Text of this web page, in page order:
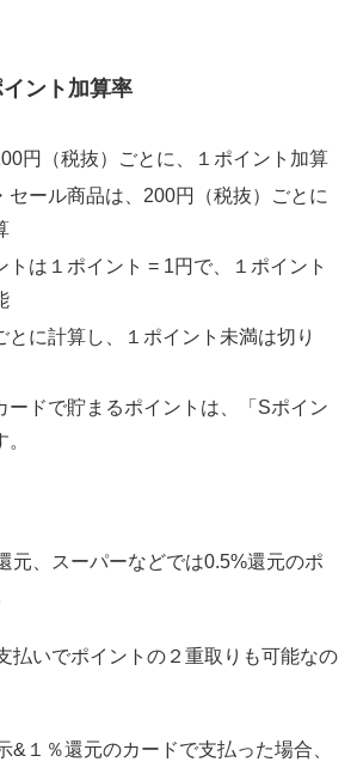
ント加算率
円（税抜）ごとに、１ポイント加算
セール商品は、200円（税抜）ごとに
トは１ポイント = 1円で、１ポイント
とに計算し、１ポイント未満は切り
ードで貯まるポイントは、「Sポイン
元、スーパーなどでは0.5%還元のポ
払いでポイントの２重取りも可能なの
&１％還元のカードで支払った場合、